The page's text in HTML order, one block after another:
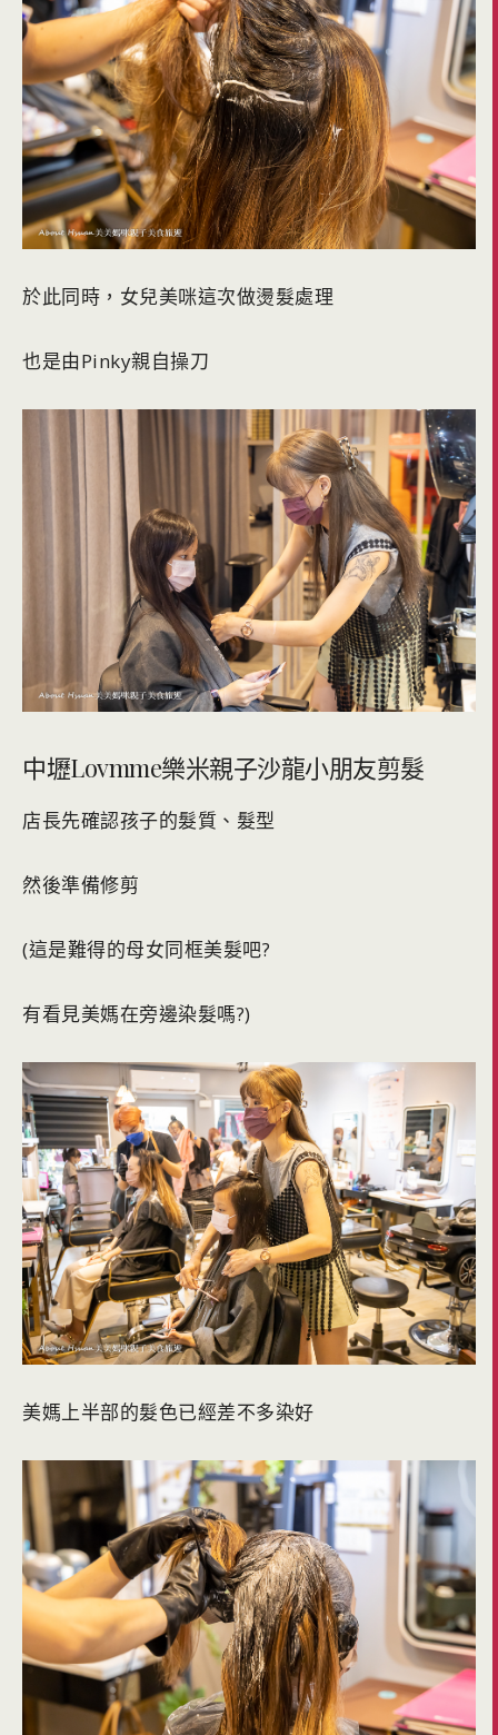
於此同時，女兒美咪這次做燙髮處理
也是由Pinky親自操刀
中壢Lovmme樂米親子沙龍小朋友剪髮
店長先確認孩子的髮質、髮型
然後準備修剪
(這是難得的母女同框美髮吧?
有看見美媽在旁邊染髮嗎?)
美媽上半部的髮色已經差不多染好